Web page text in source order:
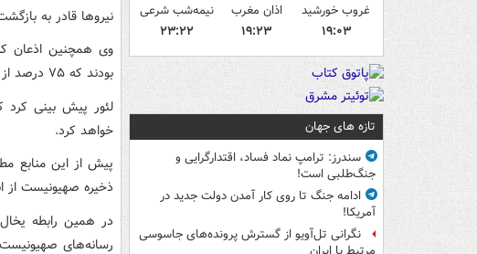
غروب خورشید
۱۹:۰۳
اذان مغرب
۱۹:۲۳
نیمه‌شب شرعی
۲۳:۲۲
تازه های جهان
سندرز: ترامپ نماد فساد، اقتدارگرایی و
جنگ‌طلبی است!
ادامه جنگ تا روی کار آمدن دولت جدید در
آمریکا!
نگرانی تل‌آویو از گسترش پرونده‌های جاسوسی
نیروها قادر به بازگشت به
بودند که ۷۵ درصد از آنها به محل کار خود بازگشته اند.
لئور پیش بینی کرد
خواهد کرد.
ذخیره صهیونیست از
در همین رابطه